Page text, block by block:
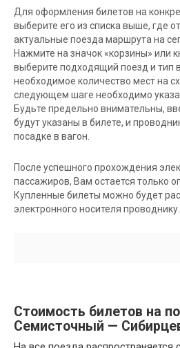
Для оформления билетов на
выберите его из списка выше, где
актуальные поезда маршрута на
Нажмите на значок «корзины» или
выберите подходящий поезд и тип
необходимое количество мест на
следующем шаге необходимо
Будьте предельно внимательны,
будут указаны в билете, и
посадке в вагон.
После успешного прохождения
пассажиров, Вам остается только
Купленные билеты можно будет
электронного носителя проводнику.
Стоимость билетов на
Семисточный —